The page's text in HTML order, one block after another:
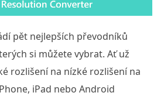
pět nejlepších převodníků
si můžete vybrat. Ať už
rozlišení na nízké rozlišení na
iPad nebo Android